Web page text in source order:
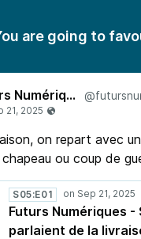
are going to
Futurs Numériques
on repart avec
ou coup de
S05:E01
Futurs Numériques -
parlaient de la